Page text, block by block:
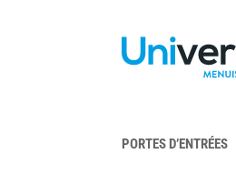
PORTES D’ENTRÉES